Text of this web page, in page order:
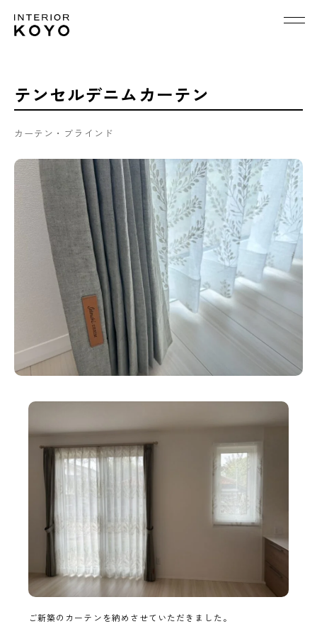
テンセルデニムカーテン
カーテン・ブラインド
ご新築のカーテンを納めさせていただきました。